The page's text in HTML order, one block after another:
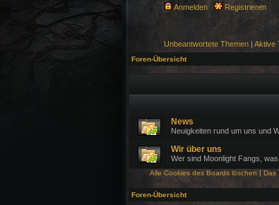
Anmelden Registrieren
Unbeantwortete Themen | Aktive
Foren-Übersicht
News
Neuigkeiten rund um uns und
Wir über uns
Wer sind Moonlight Fangs,
Alle Cookies des Boards löschen | Das
Foren-Übersicht